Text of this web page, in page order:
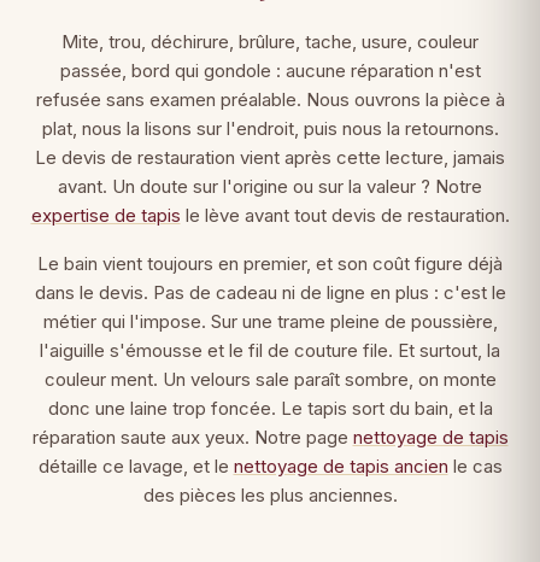
Mite, trou, déchirure, brûlure, tache, usure, couleur
passée, bord qui gondole : aucune réparation n'est
refusée sans examen préalable. Nous ouvrons la pièce à
plat, nous la lisons sur l'endroit, puis nous la retournons.
Le devis de restauration vient après cette lecture, jamais
avant. Un doute sur l'origine ou sur la valeur ? Notre
expertise de tapis le lève avant tout devis de restauration.
Le bain vient toujours en premier, et son coût figure déjà
dans le devis. Pas de cadeau ni de ligne en plus : c'est le
métier qui l'impose. Sur une trame pleine de poussière,
l'aiguille s'émousse et le fil de couture file. Et surtout, la
couleur ment. Un velours sale paraît sombre, on monte
donc une laine trop foncée. Le tapis sort du bain, et la
réparation saute aux yeux. Notre page nettoyage de tapis
détaille ce lavage, et le nettoyage de tapis ancien le cas
des pièces les plus anciennes.